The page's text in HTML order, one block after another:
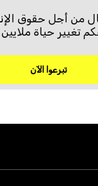
من أجل حقوق
تغيير حياة
تبرعوا الآن